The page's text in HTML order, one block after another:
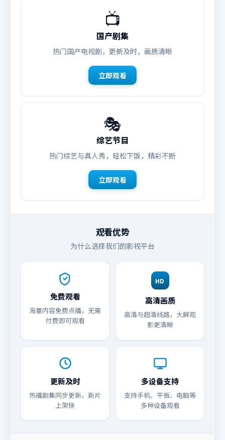
📺
国产剧集
热门国产电视剧，更新及时，画质清晰
立即观看
🎭
综艺节目
热门综艺与真人秀，轻松下饭，精彩不断
立即观看
观看优势
为什么选择我们的影视平台
免费观看
海量内容免费点播，无需
付费即可观看
HD
高清画质
高清与超清线路，大屏观
影更清晰
更新及时
热播剧集同步更新，新片
上架快
多设备支持
支持手机、平板、电脑等
多种设备观看